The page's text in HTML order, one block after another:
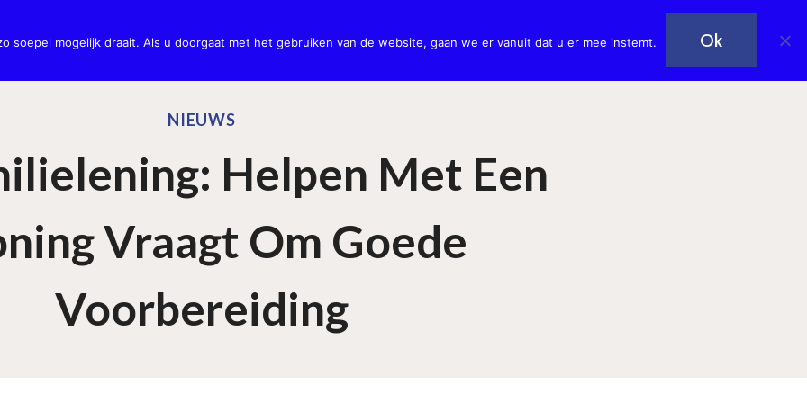
Verzekeringen Kredieten Privé Pensioen Uitvaart Nieuws Contact Plan een afspraak!
NIEUWS
Helpen Met Een
Vraagt Om Goede
Voorbereiding
soepel mogelijk draait. Als u doorgaat met het gebruiken van de website, gaan we er vanuit dat u er mee instemt. Ok